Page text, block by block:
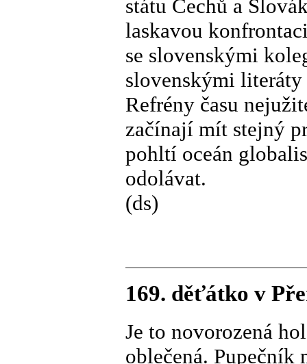
státu Čechů a
laskavou
se slovenskými
slovenskými
Refrény času
začínají mít stejný
pohltí oceán
odolávat.
(ds)
169. děťátko v
Je to novorozená
oblečená. Pupečník